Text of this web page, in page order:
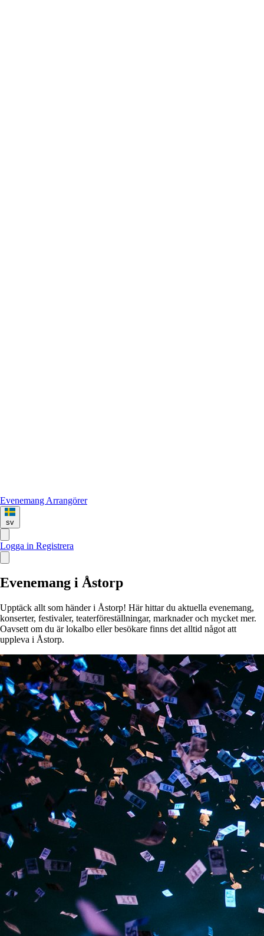
Evenemang Arrangörer
sv
Logga in Registrera
Evenemang i Åstorp
Upptäck allt som händer i Åstorp! Här hittar du aktuella evenemang,
konserter, festivaler, teaterföreställningar, marknader och mycket mer.
Oavsett om du är lokalbo eller besökare finns det alltid något att
uppleva i Åstorp.